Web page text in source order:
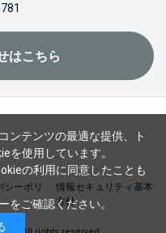
はこちら
シーポリ
情報セキュリティ基本
方針
ンテンツの最適な提供、ト
を使用しています。
の利用に同意したことも
をご確認ください。